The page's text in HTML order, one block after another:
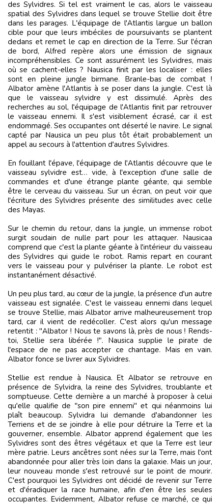
des Sylvidres. Si tel est vraiment le cas, alors le vaisseau
spatial des Sylvidres dans lequel se trouve Stellie doit être
dans les parages. L'équipage de l'Atlantis largue un ballon
cible pour que leurs imbéciles de poursuivants se plantent
dedans et remet le cap en direction de la Terre. Sur l'écran
de bord, Alfred repère alors une émission de signaux
incompréhensibles. Ce sont assurément les Sylvidres, mais
où se cachent-elles ? Nausica finit par les localiser : elles
sont en pleine jungle birmane. Branle-bas de combat !
Albator amène l'Atlantis à se poser dans la jungle. C'est là
que le vaisseau sylvidre y est dissimulé. Après des
recherches au sol, l'équipage de l'Atlantis finit par retrouver
le vaisseau ennemi. Il s'est visiblement écrasé, car il est
endommagé. Ses occupantes ont déserté le navire. Le signal
capté par Nausica un peu plus tôt était probablement un
appel au secours à l'attention d'autres Sylvidres.
En fouillant l'épave, l'équipage de l'Atlantis découvre que le
vaisseau sylvidre est… vide, à l'exception d'une salle de
commandes et d'une étrange plante géante, qui semble
être le cerveau du vaisseau. Sur un écran, on peut voir que
l'écriture des Sylvidres présente des similitudes avec celle
des Mayas.
Sur le chemin du retour, dans la jungle, un immense robot
surgit soudain de nulle part pour les attaquer. Nausicaa
comprend que c'est la plante géante à l'intérieur du vaisseau
des Sylvidres qui guide le robot. Ramis repart en courant
vers le vaisseau pour y pulvériser la plante. Le robot est
instantanément désactivé.
Un peu plus tard, au cœur de la jungle, la présence d'un autre
vaisseau est signalée. C'est le vaisseau ennemi dans lequel
se trouve Stellie, mais Albator arrive malheureusement trop
tard, car il vient de redécoller. C'est alors qu'un message
retentit : "Albator ! Nous te savons là, près de nous ! Rends-
toi, Stellie sera libérée !". Nausica supplie le pirate de
l'espace de ne pas accepter ce chantage. Mais en vain.
Albator fonce se livrer aux Sylvidres.
Stellie est rendue à Nausica. Et Albator se retrouve en
présence de Sylvidra, la reine des Sylvidres, troublante et
somptueuse. Cette dernière a un marché à proposer à celui
qu'elle qualifie de "son pire ennemi" et qui néanmoins lui
plaît beaucoup. Sylvidra lui demande d'abandonner les
Terriens et de se joindre à elle pour détruire la Terre et la
gouverner, ensemble. Albator apprend également que les
Sylvidres sont des êtres végétaux et que la Terre est leur
mère patrie. Leurs ancêtres sont nées sur la Terre, mais l'ont
abandonnée pour aller très loin dans la galaxie. Mais un jour,
leur nouveau monde s'est retrouvé sur le point de mourir.
C'est pourquoi les Sylvidres ont décidé de revenir sur Terre
et d'éradiquer la race humaine, afin d'en être les seules
occupantes. Evidemment, Albator refuse ce marché, ce qui